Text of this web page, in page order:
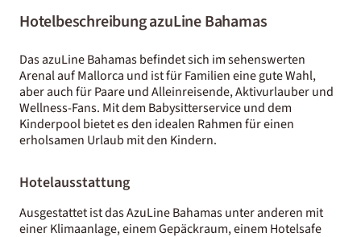
Hotelbeschreibung azuLine Bahamas
Das azuLine Bahamas befindet sich im sehenswerten
Arenal auf Mallorca und ist für Familien eine gute Wahl,
aber auch für Paare und Alleinreisende, Aktivurlauber und
Wellness-Fans. Mit dem Babysitterservice und dem
Kinderpool bietet es den idealen Rahmen für einen
erholsamen Urlaub mit den Kindern.
Hotelausstattung
Ausgestattet ist das AzuLine Bahamas unter anderen mit
einer Klimaanlage, einem Gepäckraum, einem Hotelsafe